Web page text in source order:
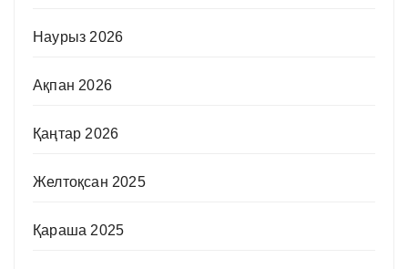
Наурыз 2026
Ақпан 2026
Қаңтар 2026
Желтоқсан 2025
Қараша 2025